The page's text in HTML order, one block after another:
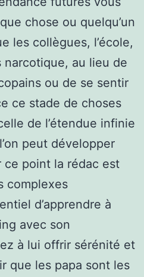
chose ou quelqu’un
les collègues, l’école,
au lieu de
ou de se sentir
ce stade de choses
de l’étendue infinie
peut développer
ce point la rédac est
complexes
d’apprendre à
avec son
à lui offrir sérénité et
que les papa sont les